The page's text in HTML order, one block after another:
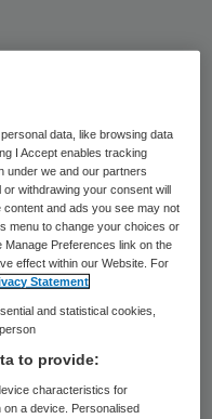
in
hen is ziek
van een
zegt een
De
van cruiseschip
uitbrak.
voorzorg in
van
data, like browsing data
I Accept enables tracking
under we and our partners
withdrawing your consent will
and ads you see may not
menu to change your choices or
Preferences link on the
effect within our Website. For
Statement
and statistical cookies,
to provide:
characteristics for
a device. Personalised